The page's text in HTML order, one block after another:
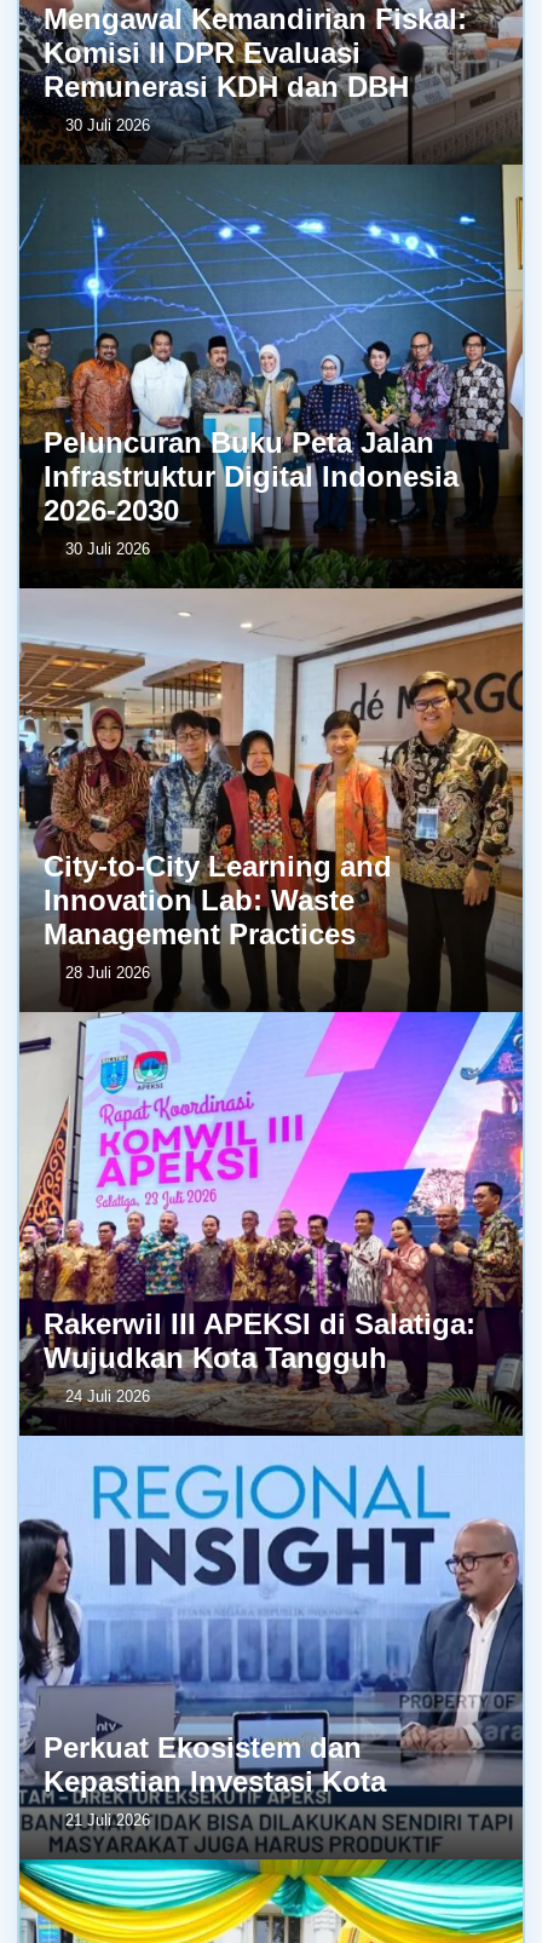
Mengawal Kemandirian Fiskal:
Komisi II DPR Evaluasi
Remunerasi KDH dan DBH
30 Juli 2026
Peluncuran Buku Peta Jalan
Infrastruktur Digital Indonesia
2026-2030
30 Juli 2026
City-to-City Learning and
Innovation Lab: Waste
Management Practices
28 Juli 2026
Rakerwil III APEKSI di Salatiga:
Wujudkan Kota Tangguh
24 Juli 2026
Perkuat Ekosistem dan
Kepastian Investasi Kota
21 Juli 2026